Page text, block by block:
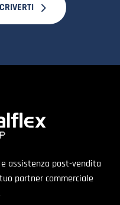
assistenza post-vendita
partner commerciale